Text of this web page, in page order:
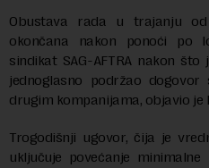
Obustava rada u trajanju
okončana nakon ponoći po
sindikat SAG-AFTRA nakon
jednoglasno podržao
drugim kompanijama, objavio je
Trogodišnji ugovor, čija je
uključuje povećanje